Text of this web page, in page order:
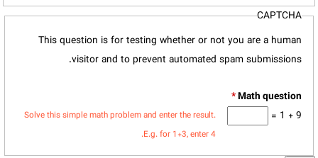
CAPTCHA
This question is for testing whether or not you are a human
visitor and to prevent automated spam submissions.
*
9 + 1 =
Solve this simple math problem and enter the result.
E.g. for 1+3, enter 4.